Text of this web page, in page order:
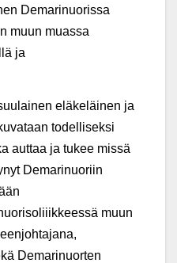
Demarinuorissa
muun muassa
ja
eläkeläinen ja
todelliseksi
auttaa ja tukee missä
Demarinuoriin
muun
Demarinuorten